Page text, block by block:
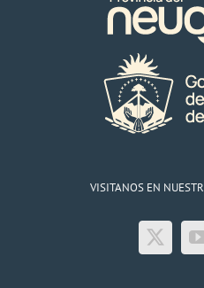
VISITANOS EN